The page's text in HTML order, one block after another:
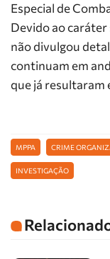
Especial de
Devido ao
não divulgou
continuam em
que já resultaram
MPPA CRIME
INVESTIGAÇÃO